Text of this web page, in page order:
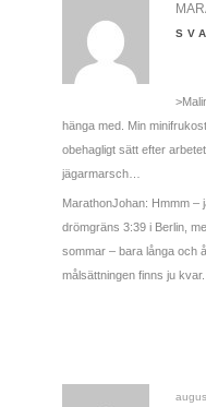
hänga med. Min
obehagligt sätt efter
jägarmarsch…
MarathonJohan: Hmmm –
drömgräns 3:39 i Berlin,
sommar – bara långa och
målsättningen finns ju kvar.